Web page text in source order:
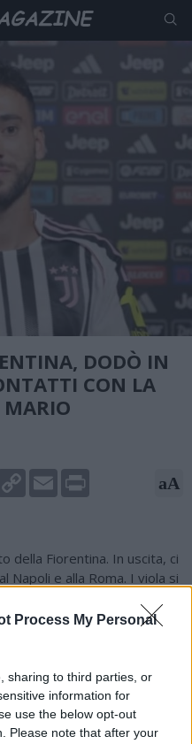
Process My Personal
sharing to third parties, or
information for
use the below opt-out
Please note that after your
DODÒ IN
CON LA
MARIO
LinkedInCopy
Link
Email aA
della Fiorentina. In uscita, ci
Napoli e alla Roma. I viola si
quello di Joao Mario,
6 mesi è stato al
la Fiorentina. I
i bianconeri. L'ipotesi è un
al verificarsi di
complessiva